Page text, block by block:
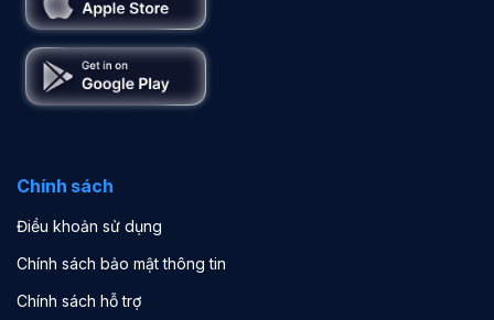
Chính sách
Điều khoản sử dụng
Chính sách bảo mật thông tin
Chính sách hỗ trợ